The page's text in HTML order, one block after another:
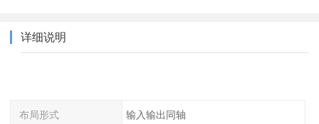
详细说明
布局形式 输入输出同轴